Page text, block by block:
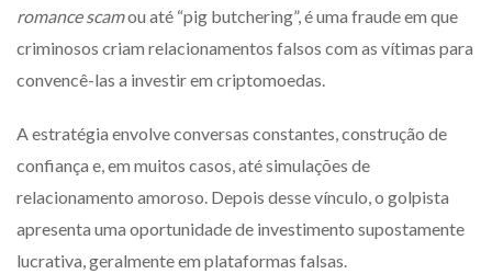
romance scamou até “pig butchering”, é uma fraude em que
criminosos criam relacionamentos falsos com as vítimas para
convencê-las a investir em criptomoedas.
A estratégia envolve conversas constantes, construção de
confiança e, em muitos casos, até simulações de
relacionamento amoroso. Depois desse vínculo, o golpista
apresenta uma oportunidade de investimento supostamente
lucrativa, geralmente em plataformas falsas.